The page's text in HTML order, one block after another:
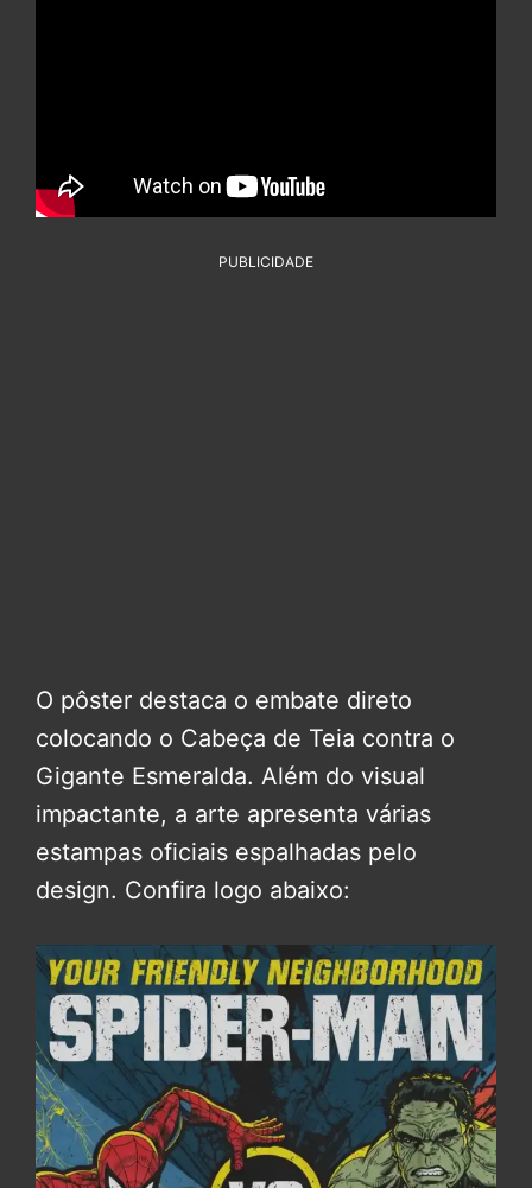
PUBLICIDADE
O pôster destaca o embate direto
colocando o Cabeça de Teia contra o
Gigante Esmeralda. Além do visual
impactante, a arte apresenta várias
estampas oficiais espalhadas pelo
design. Confira logo abaixo: